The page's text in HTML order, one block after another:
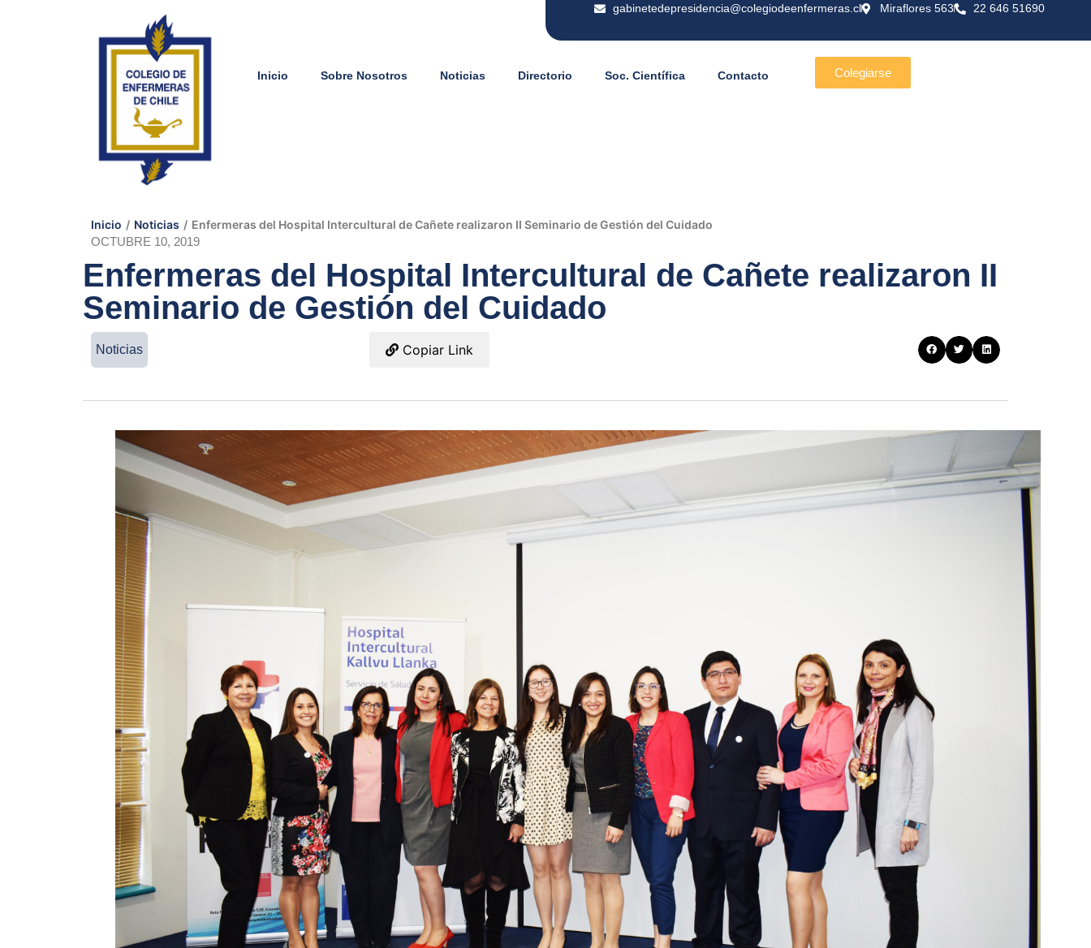
gabinetedepresidencia@colegiodeenfermeras.cl Miraflores 563 22 646 51690
Inicio Sobre Nosotros Noticias Directorio Soc. Científica Contacto Colegiarse
Inicio / Noticias / Enfermeras del Hospital Intercultural de Cañete realizaron II Seminario de Gestión del Cuidado
OCTUBRE 10, 2019
Enfermeras del Hospital Intercultural de Cañete realizaron II
Seminario de Gestión del Cuidado
Noticias Copiar Link